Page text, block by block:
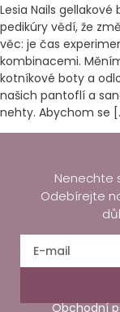
Lesia Nails
pedikúry vědí, že
věc: je čas
kombinacemi.
kotníkové boty a
našich pantoflí a
nehty. Abychom se
Nenechte
Odebírejte
Obchodní